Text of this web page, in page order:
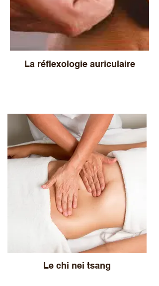
La réflexologie auriculaire
Le chi nei tsang